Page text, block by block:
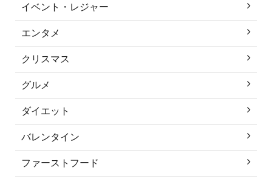
イベント・レジャー
エンタメ
クリスマス
グルメ
ダイエット
バレンタイン
ファーストフード